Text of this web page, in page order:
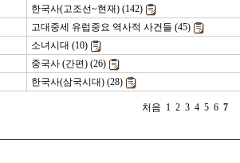
한국사(고조선~현재) (142)
고대중세 유럽중요 역사적 사건들 (45)
소녀시대 (10)
중국사 (간편) (26)
한국사(삼국시대) (28)
처음 1 2 3 4 5 6 7